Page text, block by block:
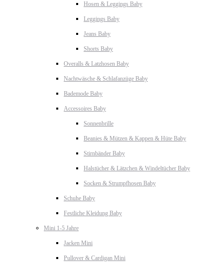
Hosen & Leggings Baby
Leggings Baby
Jeans Baby
Shorts Baby
Overalls & Latzhosen Baby
Nachtwäsche & Schlafanzüge Baby
Bademode Baby
Accessoires Baby
Sonnenbrille
Beanies & Mützen & Kappen & Hüte Baby
Stirnbänder Baby
Halstücher & Lätzchen & Windeltücher Baby
Socken & Strumpfhosen Baby
Schuhe Baby
Festliche Kleidung Baby
Mini 1-5 Jahre
Jacken Mini
Pullover & Cardigan Mini